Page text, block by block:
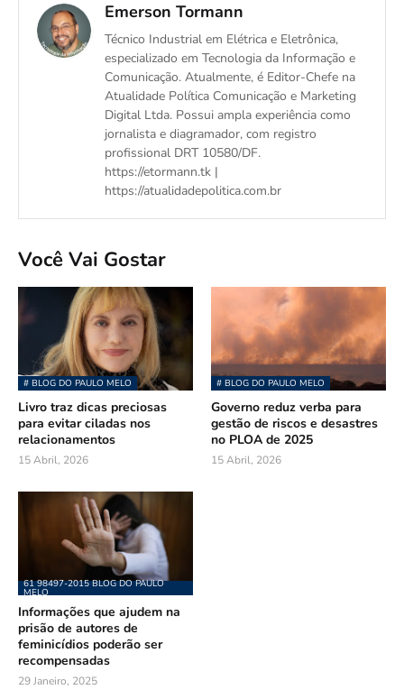
Emerson Tormann
Técnico Industrial em Elétrica e Eletrônica,
especializado em Tecnologia da Informação e
Comunicação. Atualmente, é Editor-Chefe na
Atualidade Política Comunicação e Marketing
Digital Ltda. Possui ampla experiência como
jornalista e diagramador, com registro
profissional DRT 10580/DF.
https://etormann.tk |
https://atualidadepolitica.com.br
Você Vai Gostar
# BLOG DO PAULO MELO
Livro traz dicas preciosas
para evitar ciladas nos
relacionamentos
15 Abril, 2026
# BLOG DO PAULO MELO
Governo reduz verba para
gestão de riscos e desastres
no PLOA de 2025
15 Abril, 2026
61 98497-2015 BLOG DO PAULO
MELO
Informações que ajudem na
prisão de autores de
feminicídios poderão ser
recompensadas
29 Janeiro, 2025